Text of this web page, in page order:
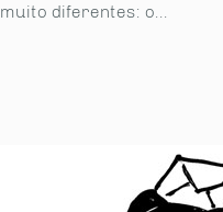
muito diferentes: o...